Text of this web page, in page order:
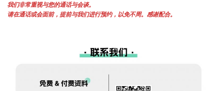
我们非常重视与您的通话与会谈。
请在通话或会面前，提前与我们进行预约，以免不周。感谢配合。